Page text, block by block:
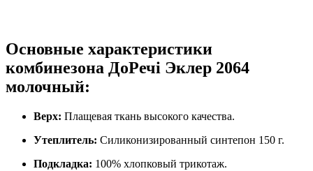
Основные характеристики
комбинезона ДоРечі Эклер 2064
молочный:
Верх: Плащевая ткань высокого качества.
Утеплитель: Силиконизированный синтепон 150 г.
Подкладка: 100% хлопковый трикотаж.